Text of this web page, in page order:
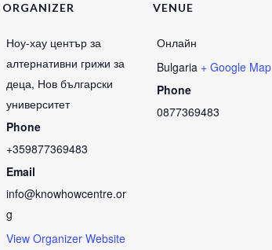
ORGANIZER
Ноу-хау център за
алтернативни грижи за
деца, Нов български
университет
Phone
+359877369483
Email
info@knowhowcentre.or
g
View Organizer Website
VENUE
Онлайн
Bulgaria + Google Map
Phone
0877369483